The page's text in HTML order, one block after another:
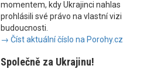
momentem, kdy Ukrajinci nahlas
prohlásili své právo na vlastní vizi
budoucnosti.
→ Číst aktuální číslo na Porohy.cz
Společně za Ukrajinu!